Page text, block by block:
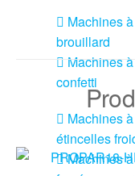
Machines à
brouillard
Machines à
confetti
Machines à
étincelles
Machines à